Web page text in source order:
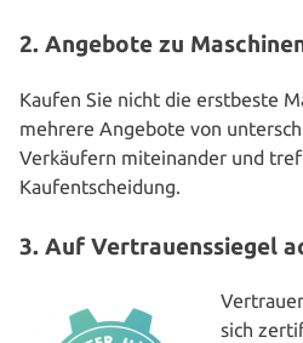
2. Angebote zu
Kaufen Sie nicht die erstbeste
mehrere Angebote von
Ver­käu­fern mit­ein­an­der und
Kaufentscheidung.
3. Auf Vertrauenssiegel
sich